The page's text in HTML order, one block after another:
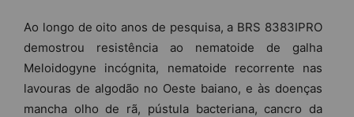
Ao longo de oito anos de pesquisa, a BRS 8383IPRO
demostrou resistência ao nematoide de galha
Meloidogyne incógnita, nematoide recorrente nas
lavouras de algodão no Oeste baiano, e às doenças
mancha olho de rã, pústula bacteriana, cancro da